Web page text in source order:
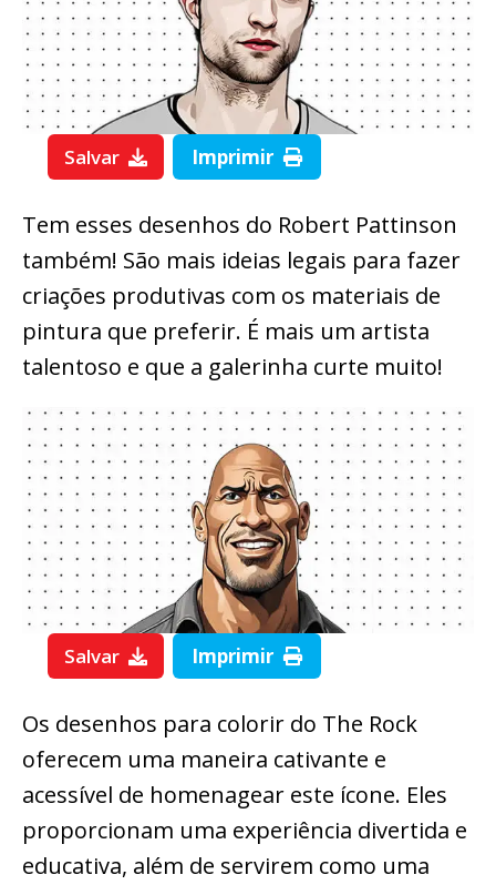
Salvar Imprimir
Tem esses desenhos do Robert Pattinson
também! São mais ideias legais para fazer
criações produtivas com os materiais de
pintura que preferir. É mais um artista
talentoso e que a galerinha curte muito!
Salvar Imprimir
Os desenhos para colorir do The Rock
oferecem uma maneira cativante e
acessível de homenagear este ícone. Eles
proporcionam uma experiência divertida e
educativa, além de servirem como uma